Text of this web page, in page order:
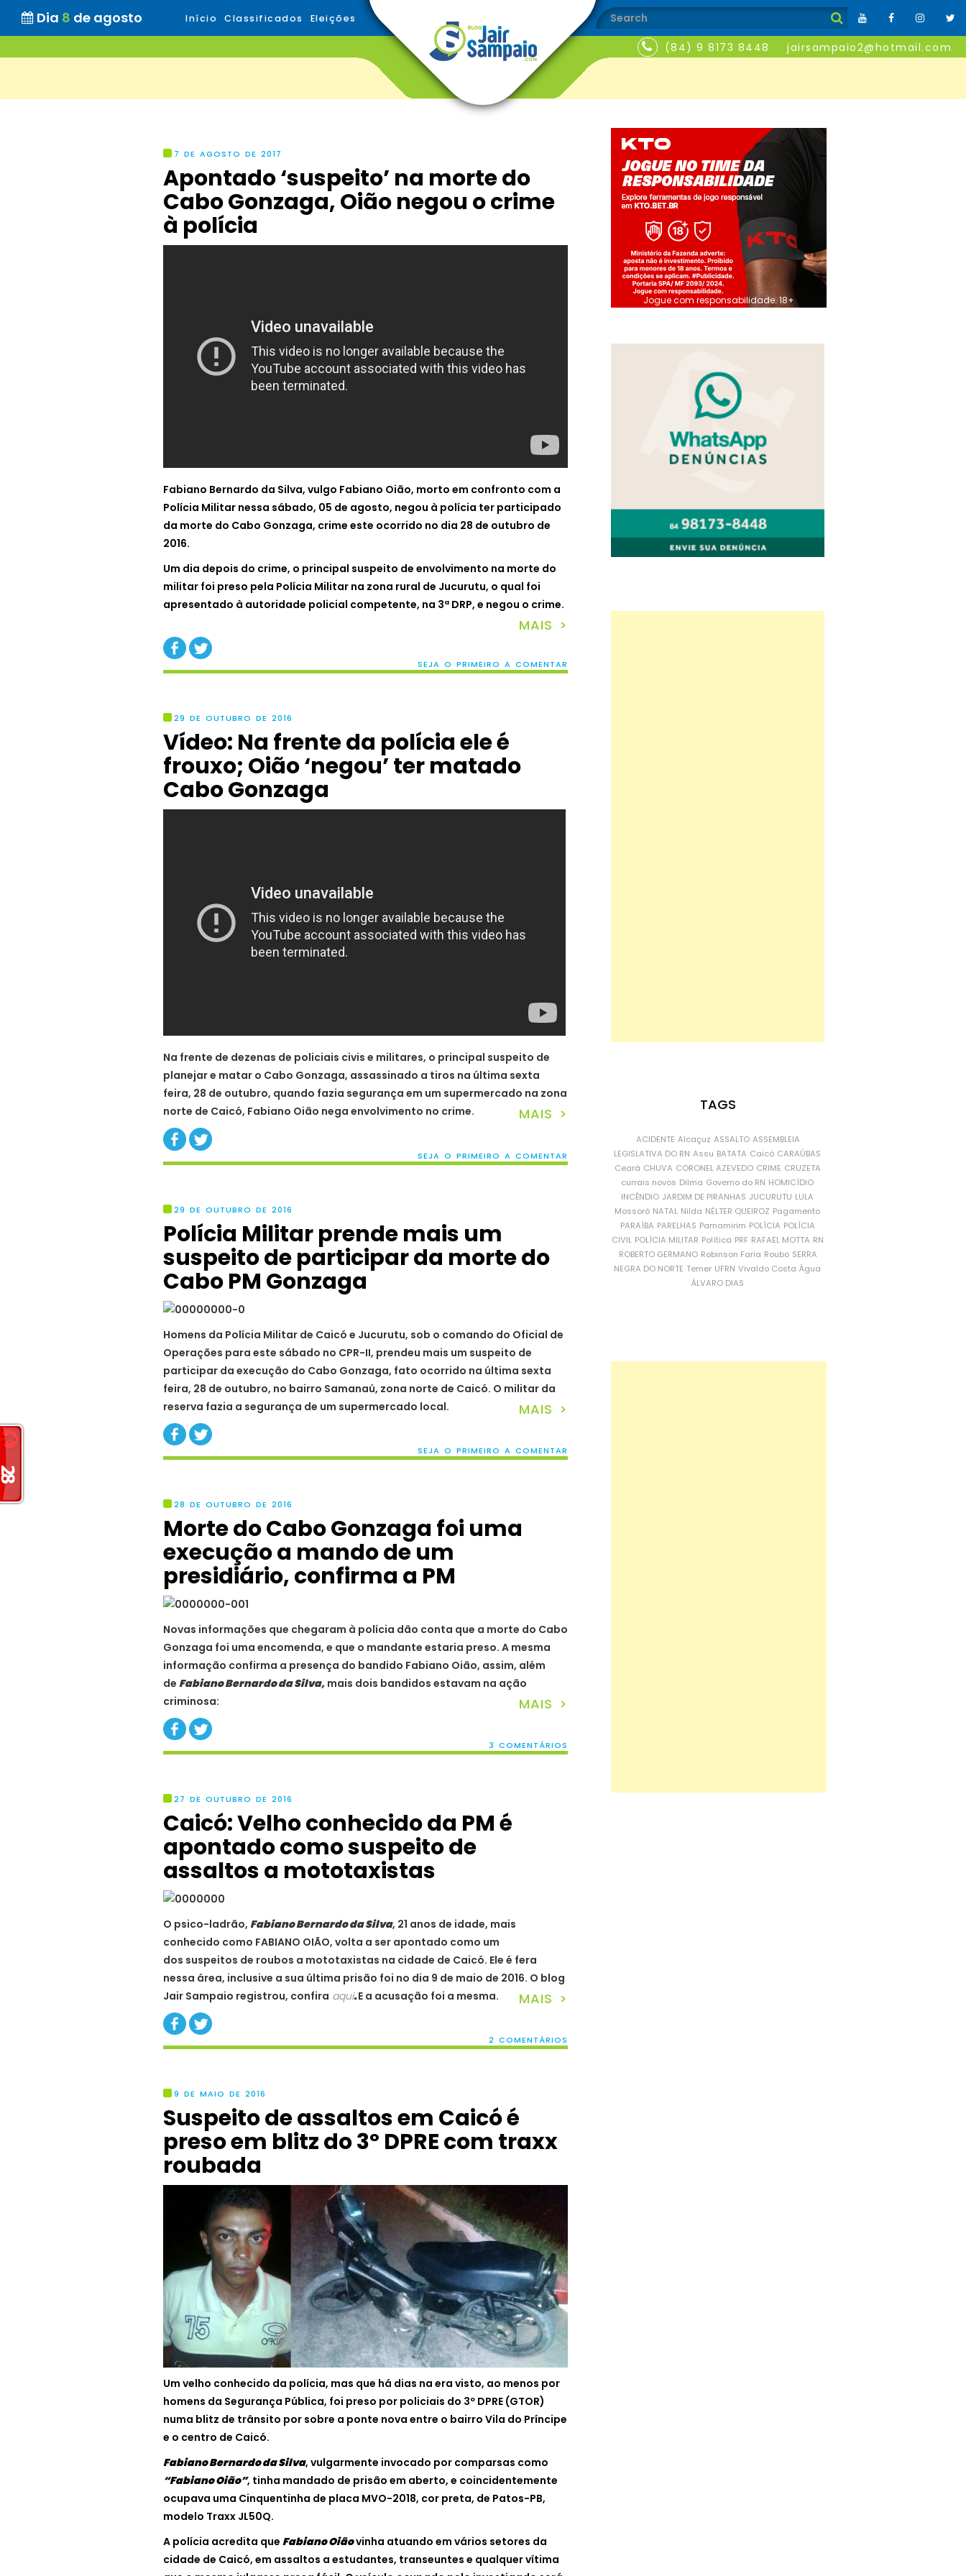
Dia 8 de agosto Início Classificados Eleições
(84) 9 8173 8448 jairsampaio2@hotmail.com
7 DE AGOSTO DE 2017
Apontado ‘suspeito’ na morte do
Cabo Gonzaga, Oião negou o crime
à polícia
Fabiano Bernardo da Silva, vulgo Fabiano Oião, morto em confronto com a
Polícia Militar nessa sábado, 05 de agosto, negou à polícia ter participado
da morte do Cabo Gonzaga, crime este ocorrido no dia 28 de outubro de
2016.
Um dia depois do crime, o principal suspeito de envolvimento na morte do
militar foi preso pela Polícia Militar na zona rural de Jucurutu, o qual foi
apresentado à autoridade policial competente, na 3ª DRP, e negou o crime.
MAIS >
SEJA O PRIMEIRO A COMENTAR
29 DE OUTUBRO DE 2016
Vídeo: Na frente da polícia ele é
frouxo; Oião ‘negou’ ter matado
Cabo Gonzaga
Na frente de dezenas de policiais civis e militares, o principal suspeito de
planejar e matar o Cabo Gonzaga, assassinado a tiros na última sexta
feira, 28 de outubro, quando fazia segurança em um supermercado na zona
norte de Caicó, Fabiano Oião nega envolvimento no crime.
MAIS >
SEJA O PRIMEIRO A COMENTAR
29 DE OUTUBRO DE 2016
Polícia Militar prende mais um
suspeito de participar da morte do
Cabo PM Gonzaga
Homens da Polícia Militar de Caicó e Jucurutu, sob o comando do Oficial de
Operações para este sábado no CPR-II, prendeu mais um suspeito de
participar da execução do Cabo Gonzaga, fato ocorrido na última sexta
feira, 28 de outubro, no bairro Samanaú, zona norte de Caicó. O militar da
reserva fazia a segurança de um supermercado local.
MAIS >
SEJA O PRIMEIRO A COMENTAR
28 DE OUTUBRO DE 2016
Morte do Cabo Gonzaga foi uma
execução a mando de um
presidiário, confirma a PM
Novas informações que chegaram à polícia dão conta que a morte do Cabo
Gonzaga foi uma encomenda, e que o mandante estaria preso. A mesma
informação confirma a presença do bandido Fabiano Oião, assim, além
de Fabiano Bernardo da Silva, mais dois bandidos estavam na ação
criminosa:
MAIS >
3 COMENTÁRIOS
27 DE OUTUBRO DE 2016
Caicó: Velho conhecido da PM é
apontado como suspeito de
assaltos a mototaxistas
O psico-ladrão, Fabiano Bernardo da Silva, 21 anos de idade, mais
conhecido como FABIANO OIÃO, volta a ser apontado como um
dos suspeitos de roubos a mototaxistas na cidade de Caicó. Ele é fera
nessa área, inclusive a sua última prisão foi no dia 9 de maio de 2016. O blog
Jair Sampaio registrou, confira aqui.E a acusação foi a mesma. MAIS >
2 COMENTÁRIOS
9 DE MAIO DE 2016
Suspeito de assaltos em Caicó é
preso em blitz do 3º DPRE com traxx
roubada
Um velho conhecido da polícia, mas que há dias na era visto, ao menos por
homens da Segurança Pública, foi preso por policiais do 3º DPRE (GTOR)
numa blitz de trânsito por sobre a ponte nova entre o bairro Vila do Príncipe
e o centro de Caicó.
Fabiano Bernardo da Silva, vulgarmente invocado por comparsas como
“Fabiano Oião”, tinha mandado de prisão em aberto, e coincidentemente
ocupava uma Cinquentinha de placa MVO-2018, cor preta, de Patos-PB,
modelo Traxx JL50Q.
A polícia acredita que Fabiano Oiãovinha atuando em vários setores da
cidade de Caicó, em assaltos a estudantes, transeuntes e qualquer vítima
Jogue com responsabilidade. 18+
TAGS
ACIDENTE Alcaçuz ASSALTO ASSEMBLEIA
LEGISLATIVA DO RN Assu BATATA Caicó CARAÚBAS
Ceará CHUVA CORONEL AZEVEDO CRIME CRUZETA
currais novos Dilma Governo do RN HOMICÍDIO
INCÊNDIO JARDIM DE PIRANHAS JUCURUTU LULA
Mossoró NATAL Nilda NÉLTER QUEIROZ Pagamento
PARAÍBA PARELHAS Parnamirim POLÍCIA POLÍCIA
CIVIL POLÍCIA MILITAR Política PRF RAFAEL MOTTA RN
ROBERTO GERMANO Robinson Faria Roubo SERRA
NEGRA DO NORTE Temer UFRN Vivaldo Costa Água
ÁLVARO DIAS